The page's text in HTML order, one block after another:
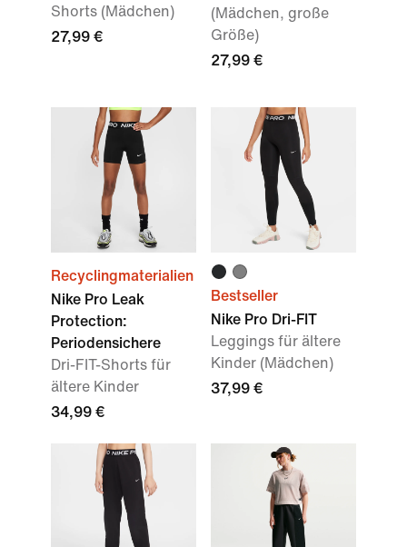
Shorts (Mädchen)
27,99 €
(Mädchen, große
Größe)
27,99 €
Recyclingmaterialien
Nike Pro Leak
Protection:
Periodensichere
Dri-FIT-Shorts für
ältere Kinder
34,99 €
Bestseller
Nike Pro Dri-FIT
Leggings für ältere
Kinder (Mädchen)
37,99 €